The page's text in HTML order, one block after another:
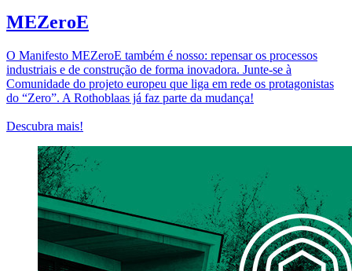
MEZeroE
O Manifesto MEZeroE também é nosso: repensar os processos
industriais e de construção de forma inovadora. Junte-se à
Comunidade do projeto europeu que liga em rede os protagonistas
do “Zero”. A Rothoblaas já faz parte da mudança!
Descubra mais!